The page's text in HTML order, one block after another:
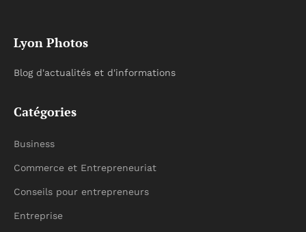
Lyon Photos
Blog d'actualités et d'informations
Catégories
Business
Commerce et Entrepreneuriat
Conseils pour entrepreneurs
Entreprise